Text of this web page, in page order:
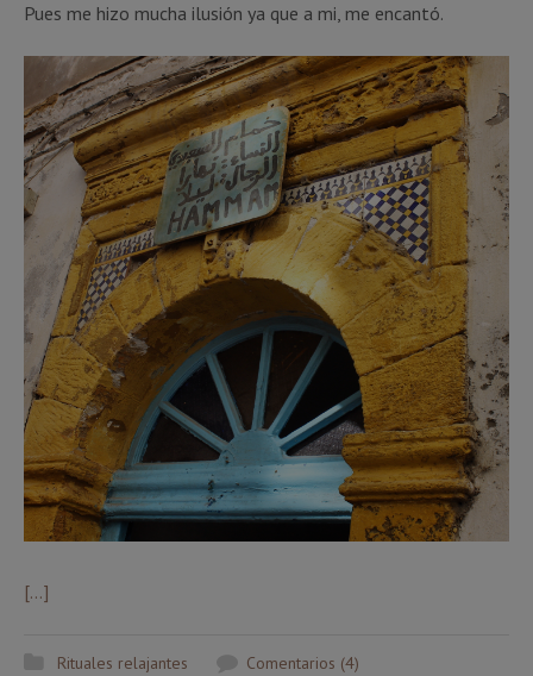
Pues me hizo mucha ilusión ya que a mi, me encantó.
[…]
Rituales relajantes Comentarios (4)